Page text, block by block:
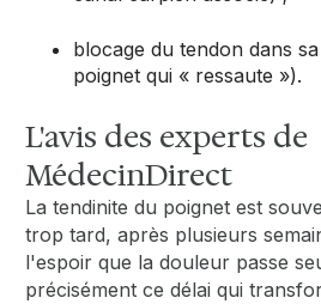
blocage du tendon dans
poignet qui « ressaute »).
L'avis des experts de
MédecinDirect
La tendinite du poignet est
trop tard, après plusieurs
l'espoir que la douleur passe
précisément ce délai qui